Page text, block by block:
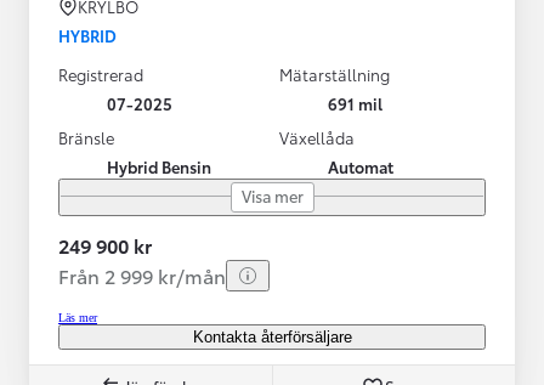
KRYLBO
HYBRID
Registrerad
07-2025
Mätarställning
691 mil
Bränsle
Hybrid Bensin
Växellåda
Automat
Visa mer
249 900 kr
Från 2 999 kr/mån
Läs mer
Kontakta återförsäljare